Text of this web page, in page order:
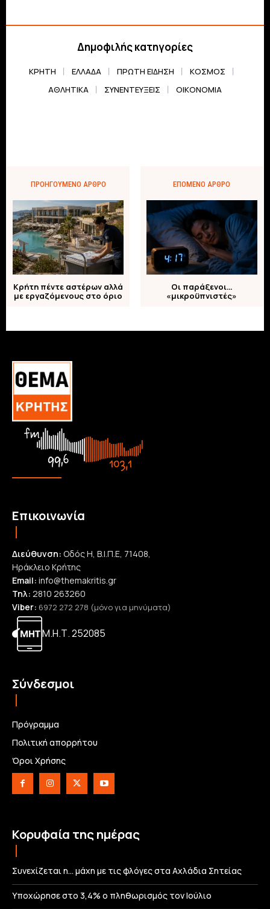
Δημοφιλής κατηγορίες
ΚΡΗΤΗ ΕΛΛΆΔΑ ΠΡΏΤΗ ΕΊΔΗΣΗ
ΚΌΣΜΟΣ
ΑΘΛΗΤΙΚΆ
ΣΥΝΕΝΤΕΎΞΕΙΣ ΟΙΚΟΝΟΜΊΑ
ΠΡΟΗΓΟΎΜΕΝΟ ΆΡΘΡΟ
Κρήτη πέντε αστέρων αλλά
με εργαζόμενους στο όριο
ΕΠΌΜΕΝΟ ΆΡΘΡΟ
Οι παράξενοι…
«μικροϋπνιστές»
Επικοινωνία
Διεύθυνση: Οδός Η, Β.Ι.Π.Ε, 71408,
Ηράκλειο Κρήτης
Email: info@themakritis.gr
Τηλ: 2810 263260
Viber: 6972 272 278 (μόνο για μηνύματα)
Μ.Η.Τ. 252085
Σύνδεσμοι
Πρόγραμμα
Πολιτική απορρήτου
Όροι Χρήσης
Κορυφαία της ημέρας
Συνεχίζεται η… μάχη με τις φλόγες στα Αχλάδια Σητείας
Υποχώρησε στο 3,4% ο πληθωρισμός τον Ιούλιο